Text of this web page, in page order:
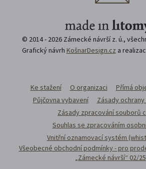
© 2014 - 2026 Zámecké návrší z. ú.,
Grafický návrh KošnarDesign.cz a
Ke stažení O organizaci
Přímá
Půjčovna vybavení
Zásady
Zásady zpracování souborů
Souhlas se zpracováním
Vnitřní oznamovací systém
Všeobecné obchodní podmínky - pro
„Zámecké návrší“ 02/